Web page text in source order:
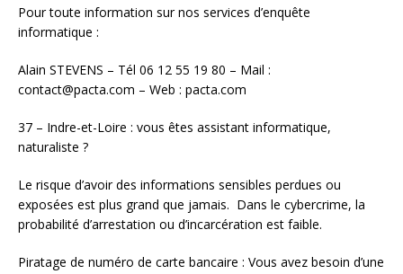
Pour toute information sur nos services d’enquête
informatique :
Alain STEVENS – Tél 06 12 55 19 80 – Mail :
contact@pacta.com – Web : pacta.com
37 – Indre-et-Loire : vous êtes assistant informatique,
naturaliste ?
Le risque d’avoir des informations sensibles perdues ou
exposées est plus grand que jamais. Dans le cybercrime, la
probabilité d’arrestation ou d’incarcération est faible.
Piratage de numéro de carte bancaire : Vous avez besoin d’une